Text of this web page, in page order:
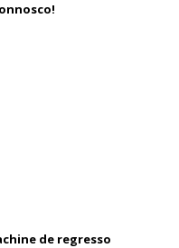
de regresso